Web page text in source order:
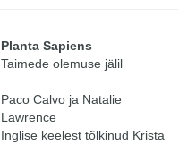
Planta Sapiens
Taimede olemuse jälil
Paco Calvo ja Natalie
Lawrence
Inglise keelest tõlkinud Krista